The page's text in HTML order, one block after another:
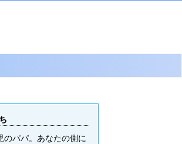
のパパ。あなたの側に